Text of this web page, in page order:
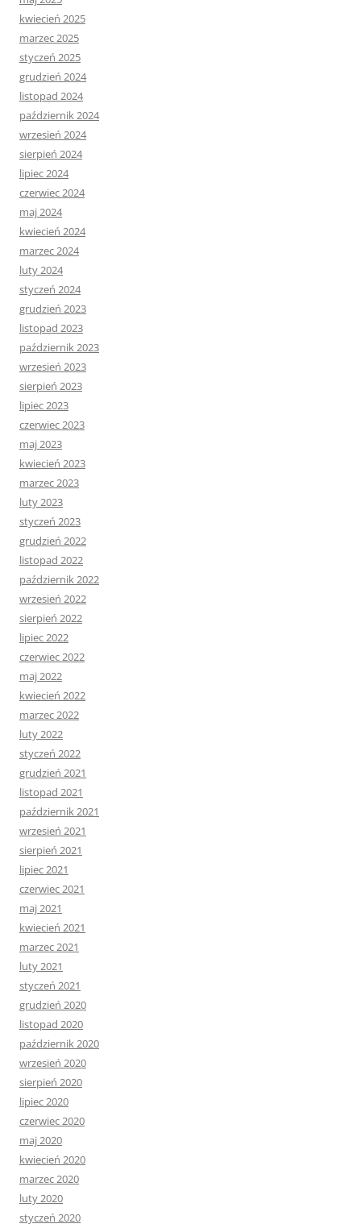
kwiecień 2025
marzec 2025
styczeń 2025
grudzień 2024
listopad 2024
październik 2024
wrzesień 2024
sierpień 2024
lipiec 2024
czerwiec 2024
maj 2024
kwiecień 2024
marzec 2024
luty 2024
styczeń 2024
grudzień 2023
listopad 2023
październik 2023
wrzesień 2023
sierpień 2023
lipiec 2023
czerwiec 2023
maj 2023
kwiecień 2023
marzec 2023
luty 2023
styczeń 2023
grudzień 2022
listopad 2022
październik 2022
wrzesień 2022
sierpień 2022
lipiec 2022
czerwiec 2022
maj 2022
kwiecień 2022
marzec 2022
luty 2022
styczeń 2022
grudzień 2021
listopad 2021
październik 2021
wrzesień 2021
sierpień 2021
lipiec 2021
czerwiec 2021
maj 2021
kwiecień 2021
marzec 2021
luty 2021
styczeń 2021
grudzień 2020
listopad 2020
październik 2020
wrzesień 2020
sierpień 2020
lipiec 2020
czerwiec 2020
maj 2020
kwiecień 2020
marzec 2020
luty 2020
styczeń 2020